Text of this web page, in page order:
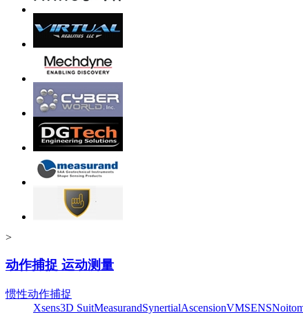
>
动作捕捉 运动测量
惯性动作捕捉
Xsens3D SuitMeasurandSynertialAscensionVMSENS